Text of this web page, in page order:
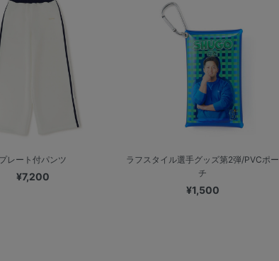
プレート付パンツ
¥7,200
ラフスタイル選手グッズ第2弾/PVCポー
チ
¥1,500